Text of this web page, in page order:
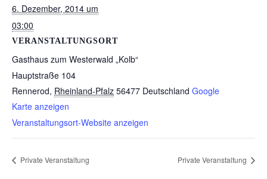
6. Dezember, 2014 um
03:00
VERANSTALTUNGSORT
Gasthaus zum Westerwald „Kolb“
Hauptstraße 104
Rennerod, Rheinland-Pfalz 56477 Deutschland Google
Karte anzeigen
Veranstaltungsort-Website anzeigen
Private Veranstaltung Private Veranstaltung